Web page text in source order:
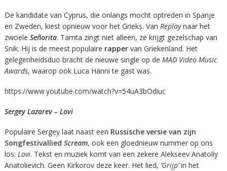
De kandidate van Cyprus, die onlangs mocht optreden in Spanje
en Zweden, kiest opnieuw voor het Grieks. Van Replaynaar het
zwoele Señorita. Tamta zingt niet alleen, ze krijgt gezelschap van
Snik. Hij is de meest populaire rappervan Griekenland. Het
gelegenheidsduo bracht de nieuwe single op de MAD Video Music
Awards, waarop ook Luca Hänni te gast was.
https://www.youtube.com/watch?v=54uA3bOdiuc
Sergey Lazarev – Lovi
Populaire Sergey laat naast een Russische versie van zijn
Songfestivallied Scream, ook een gloednieuw nummer op ons
los: Lovi. Tekst en muziek komt van een zekere Alekseev Anatoliy
Anatolievich. Geen Kirkorov deze keer. Het lied, ‘Grijp’in het